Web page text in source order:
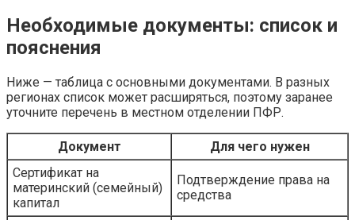
Необходимые документы: список и
пояснения
Ниже — таблица с основными документами. В разных
регионах список может расширяться, поэтому заранее
уточните перечень в местном отделении ПФР.
Документ
Для чего нужен
Сертификат на
материнский (семейный)
капитал
Подтверждение права на
средства